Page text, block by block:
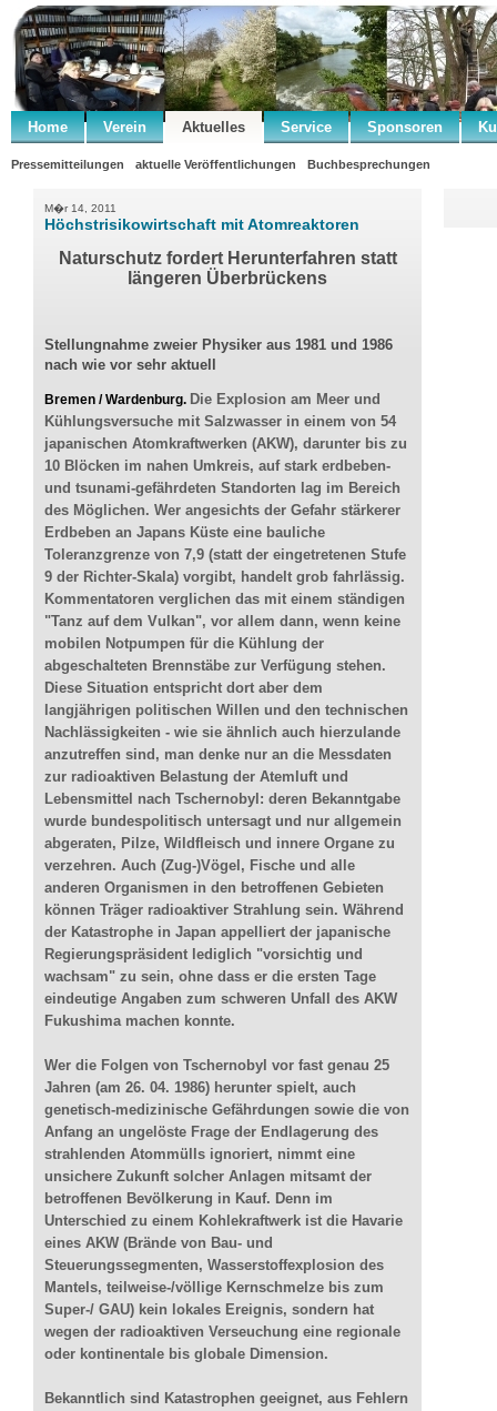
Home Verein Aktuelles Service Sponsoren
Pressemitteilungen aktuelle Veröffentlichungen Buchbesprechungen
M�r 14, 2011
Höchstrisikowirtschaft mit Atomreaktoren
Naturschutz fordert Herunterfahren statt
längeren Überbrückens
Stellungnahme zweier Physiker aus 1981 und 1986
nach wie vor sehr aktuell
Bremen / Wardenburg. Die Explosion am Meer und
Kühlungsversuche mit Salzwasser in einem von 54
japanischen Atomkraftwerken (AKW), darunter bis zu
10 Blöcken im nahen Umkreis, auf stark erdbeben-
und tsunami-gefährdeten Standorten lag im Bereich
des Möglichen. Wer angesichts der Gefahr stärkerer
Erdbeben an Japans Küste eine bauliche
Toleranzgrenze von 7,9 (statt der eingetretenen Stufe
9 der Richter-Skala) vorgibt, handelt grob fahrlässig.
Kommentatoren verglichen das mit einem ständigen
"Tanz auf dem Vulkan", vor allem dann, wenn keine
mobilen Notpumpen für die Kühlung der
abgeschalteten Brennstäbe zur Verfügung stehen.
Diese Situation entspricht dort aber dem
langjährigen politischen Willen und den technischen
Nachlässigkeiten - wie sie ähnlich auch hierzulande
anzutreffen sind, man denke nur an die Messdaten
zur radioaktiven Belastung der Atemluft und
Lebensmittel nach Tschernobyl: deren Bekanntgabe
wurde bundespolitisch untersagt und nur allgemein
abgeraten, Pilze, Wildfleisch und innere Organe zu
verzehren. Auch (Zug-)Vögel, Fische und alle
anderen Organismen in den betroffenen Gebieten
können Träger radioaktiver Strahlung sein. Während
der Katastrophe in Japan appelliert der japanische
Regierungspräsident lediglich "vorsichtig und
wachsam" zu sein, ohne dass er die ersten Tage
eindeutige Angaben zum schweren Unfall des AKW
Fukushima machen konnte.
Wer die Folgen von Tschernobyl vor fast genau 25
Jahren (am 26. 04. 1986) herunter spielt, auch
genetisch-medizinische Gefährdungen sowie die von
Anfang an ungelöste Frage der Endlagerung des
strahlenden Atommülls ignoriert, nimmt eine
unsichere Zukunft solcher Anlagen mitsamt der
betroffenen Bevölkerung in Kauf. Denn im
Unterschied zu einem Kohlekraftwerk ist die Havarie
eines AKW (Brände von Bau- und
Steuerungssegmenten, Wasserstoffexplosion des
Mantels, teilweise-/völlige Kernschmelze bis zum
Super-/ GAU) kein lokales Ereignis, sondern hat
wegen der radioaktiven Verseuchung eine regionale
oder kontinentale bis globale Dimension.
Bekanntlich sind Katastrophen geeignet, aus Fehlern